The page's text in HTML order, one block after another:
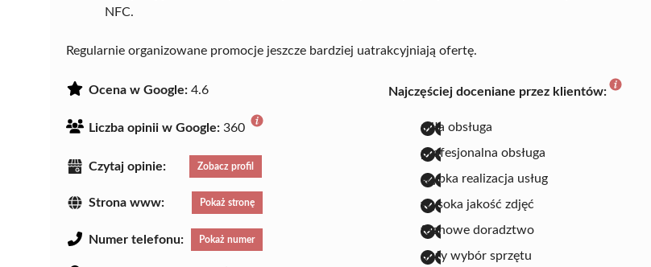
NFC.
Regularnie organizowane promocje jeszcze bardziej uatrakcyjniają ofertę.
Ocena w Google: 4.6
Liczba opinii w Google: 360
Czytaj opinie: Zobacz profil
Strona www: Pokaż stronę
Numer telefonu: Pokaż numer
Najczęściej doceniane przez klientów:
miła obsługa
profesjonalna obsługa
szybka realizacja usług
wysoka jakość zdjęć
fachowe doradztwo
duży wybór sprzętu